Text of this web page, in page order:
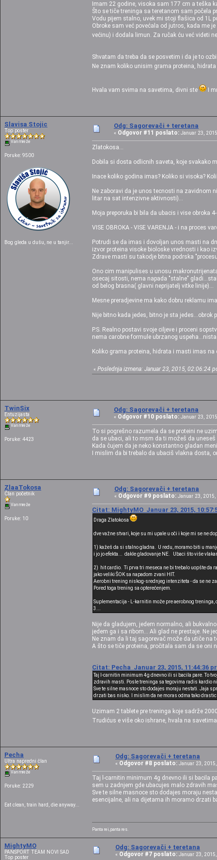
Imam 22 godine, visoka sam 177 cm a teška
Što se tiče treninga sa teretanom sam počela
Vodu pijem stalno, uvek mi stoji flašica od 1L
Obroke sam već povećala od jutros, kada me
većinu) i dodala limun. Za ručak ću već videti
Shvatam da treba da se posvetim i da je to
Ne znam koliko unisim grama proteina,
Hvala vam svima na savetima, divni ste I
Slavisa Stojic
Top poster
Van mreže
Poruke: 9500
Bog gleda u dušu, ne u tanjir...
Odg: Sagorevači + teretana
« Odgovor #11 poslato: Januar 23,
Zlatokosa...
Dobila si dosta odlicnih saveta, koje svakako
Inace koliko godina imas? Koliko si visoka?
Ne zaboravi da je unos tecnosti na zavidnom
litar na sat intenzivne aktivnosti)...
Moja preporuka bi bila da ubacis i vise obroka
VISE OBROKA - VISE VARENJA - i na proces
Potrudi se da imas i dovoljan unos masti na
izvor proteina visoke bioloske vrednosti i kao
Zdrave masti su takodje bitna podrska
Ono cim manipulises u unosu
osecaj sitosti, nema napada "stalne"
od belog brasna( glavni neprijatelj vitke linije)...
Mesne preradjevine ma kako dobru reklamu
Nije bitno kada jedes, bitno je sta
P.S. Realno postavi svoje ciljeve i proceni
nema carobne formule ubrzanog
Koliko grama proteina, hidrata i masti imas na
« Poslednja izmena: Januar 23, 2015, 02:06:24
TwinSix
Entuzijasta
Van mreže
Poruke: 4423
Odg: Sagorevači + teretana
« Odgovor #10 poslato: Januar 23,
To si pogrešno razumela da se proteini ne
da se ubaci, ali to msm da ti možeš da
Kada čujem da je neko konstantno gladan
I mislim da bi trebalo da ubaciš vlakna dosta,
ZlaaTokosa
Član početnik
Van mreže
Poruke: 10
Odg: Sagorevači + teretana
« Odgovor #9 poslato: Januar 23, 2015,
Citat: MightyMO Januar 23, 2015,
Draga Zlatokosa
dve važne stvari, koje su mi upale u oči i koje mi se ne
1) kažeš da si stalno gladna. U redu, moramo biti u
i jo jo efekta... dakle gladovanje NE. Ubaci što više
2) hit cardio. Ti prva tri meseca ne bi trebalo uopšte
jako veliki ŠOK sa napadom zvani HIT.
Aerobni trening niskog-srednjeg intenziteta - da se ne
Pored toga trening sa opterećenjem.
Suplementacija - L-karnitin može pre aerobnog
3...
Nije da gladujem, jedem normalno, ali
jedem ga i sa ribom... Ali glad ne prestaje. Ne
Ne znam da li taj sagorevač može da utiče na
A što se tiče proteina, pročitala sam da se oni
Citat: Pecha Januar 23, 2015, 11:44:36
Taj l-carnitin minimum 4g dnevno ili si bacila pare. To
zdravih masti. Posle treninga sa tegovima radis kardio
Sve te silne masnoce sto dodajes moraju nestati. Jaja
drzati bas nisko. I mislim da ne moras odma tako
Uzimam 2 tablete pre treninga koje sadrže
Trudićus e više oko ishrane, hvala na
Pecha
Ultra napredni član
Van mreže
Poruke: 2229
Eat clean, train hard, die anyway...
Odg: Sagorevači + teretana
« Odgovor #8 poslato: Januar 23,
Taj l-carnitin minimum 4g dnevno ili si bacila
sem u zadnjem gde ubacujes malo zdravih
Sve te silne masnoce sto dodajes moraju
esencijalne, ali na dijetama ih moramo drzati
Panta rei, panta res.
MightyMO
PANSPORT TEAM NOVI SAD
Top poster
Odg: Sagorevači + teretana
« Odgovor #7 poslato: Januar 23,